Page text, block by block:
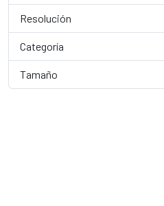
Resolución
Categoría
Tamaño